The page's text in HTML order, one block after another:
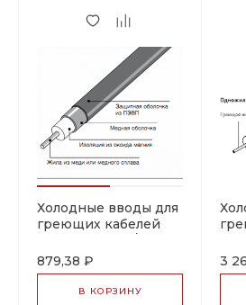
Холодные вводы для
греющих кабелей
879,38 ₽
В КОРЗИНУ
3